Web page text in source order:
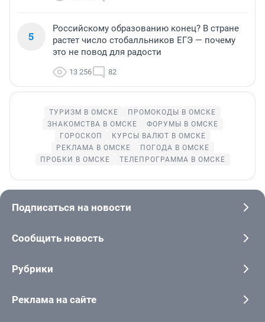
5
Российскому образованию конец? В стране
растет число стобалльников ЕГЭ — почему
это не повод для радости
13 256 82
ТУРИЗМ В ОМСКЕ
ПРОМОКОДЫ В ОМСКЕ
ЗНАКОМСТВА В ОМСКЕ
ФОРУМЫ В ОМСКЕ
ГОРОСКОП
КУРСЫ ВАЛЮТ В ОМСКЕ
РЕКЛАМА В ОМСКЕ
ПОГОДА В ОМСКЕ
ПРОБКИ В ОМСКЕ
ТЕЛЕПРОГРАММА В ОМСКЕ
Подписаться на новости
Сообщить новость
Рубрики
Реклама на сайте